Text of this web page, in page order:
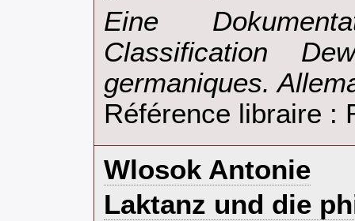
‎Eine
Classification
germaniques.
Référence libraire :
‎Wlosok Antonie‎
‎Laktanz und die